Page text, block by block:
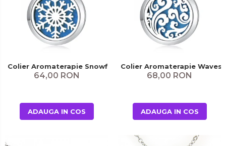
Colier Aromaterapie Snowflake
64,00 RON
ADAUGA IN COS
Colier Aromaterapie Waves
68,00 RON
ADAUGA IN COS